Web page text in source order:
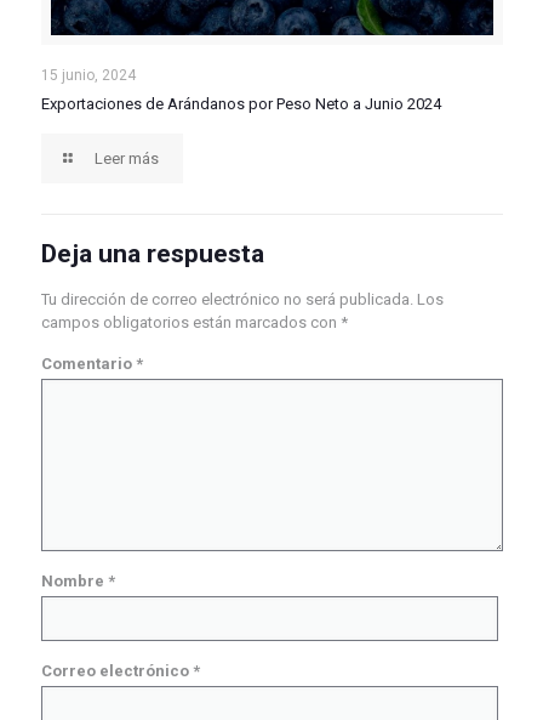
Exportaciones de Arándanos por Peso Neto a Junio
15 junio, 2024
Exportaciones de Arándanos por Peso Neto a Junio 2024
Leer más
Deja una respuesta
Tu dirección de correo electrónico no será publicada. Los
campos obligatorios están marcados con *
Comentario *
Nombre *
Correo electrónico *